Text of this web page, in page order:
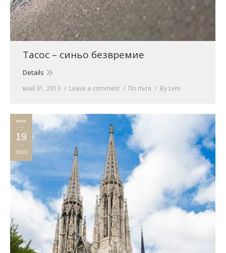
Тасос – синьо безвремие
Details
май 31, 2013 Leave a comment По пътя By Leni
юни
19
2013